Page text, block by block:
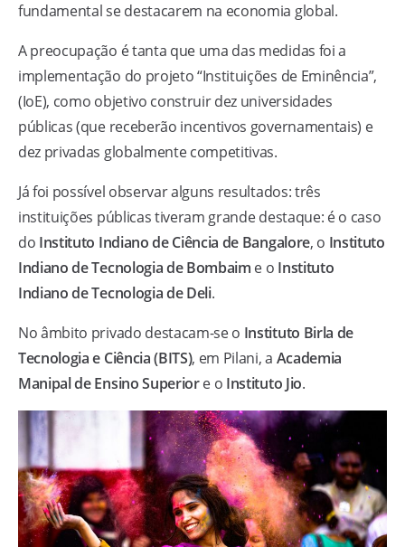
fundamental se destacarem na economia global.
A preocupação é tanta que uma das medidas foi a
implementação do projeto “Instituições de Eminência”,
(IoE), como objetivo construir dez universidades
públicas (que receberão incentivos governamentais) e
dez privadas globalmente competitivas.
Já foi possível observar alguns resultados: três
instituições públicas tiveram grande destaque: é o caso
do Instituto Indiano de Ciência de Bangalore, o Instituto
Indiano de Tecnologia de Bombaim e o Instituto
Indiano de Tecnologia de Deli.
No âmbito privado destacam-se o Instituto Birla de
Tecnologia e Ciência (BITS), em Pilani, a Academia
Manipal de Ensino Superiore o Instituto Jio.